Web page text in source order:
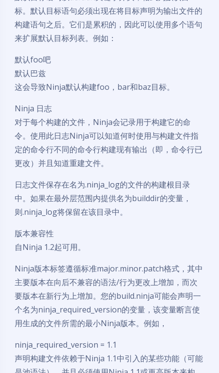
标。默认目标语句必须出现在将目标声明为输出文件的
构建语句之后。它们是累积的，因此可以使用多个语句
来扩展默认目标列表。例如：
默认foo吧
默认巴兹
这会导致Ninja默认构建foo，bar和baz目标。
Ninja 日志
对于每个构建的文件，Ninja会记录用于构建它的命
令。使用此日志Ninja可以知道何时使用与构建文件指
定的命令行不同的命令行构建现有输出（即，命令行已
更改）并且知道重建文件。
日志文件保存在名为.ninja_log的文件的构建根目录
中。如果在最外层范围内提供名为builddir的变量，
则.ninja_log将保留在该目录中。
版本兼容性
自Ninja 1.2起可用。
Ninja版本标签遵循标准major.minor.patch格式，其中
主要版本在向后不兼容的语法/行为更改上增加，而次
要版本在新行为上增加。您的build.ninja可能会声明一
个名为ninja_required_version的变量，该变量断言使
用生成的文件所需的最小Ninja版本。例如，
ninja_required_version = 1.1
声明构建文件依赖于Ninja 1.1中引入的某些功能（可能